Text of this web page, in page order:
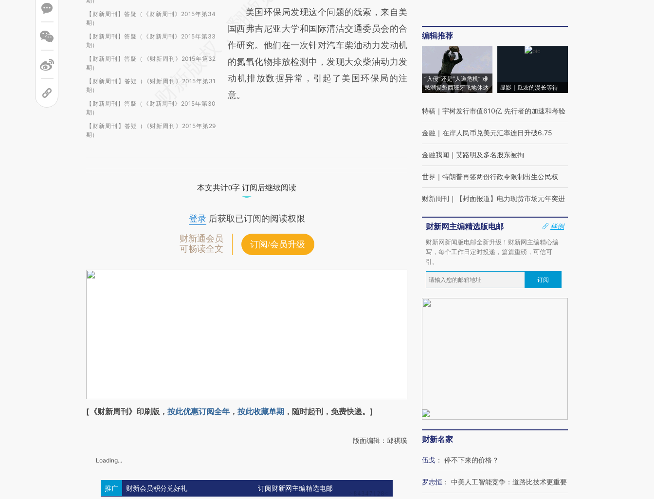
【财新周刊】答疑（《财新周刊》2015年第34
期）
【财新周刊】答疑（《财新周刊》2015年第33
期）
【财新周刊】答疑（《财新周刊》2015年第32
期）
【财新周刊】答疑（《财新周刊》2015年第31
期）
【财新周刊】答疑（《财新周刊》2015年第30
期）
【财新周刊】答疑（《财新周刊》2015年第29
期）
美国环保局发现这个问题的线索，来自美
国西弗吉尼亚大学和国际清洁交通委员会的合
作研究。他们在一次针对汽车柴油动力发动机
的氮氧化物排放检测中，发现大众柴油动力发
动机排放数据异常，引起了美国环保局的注
意。
本文共计0字 订阅后继续阅读
登录后获取已订阅的阅读权限
财新通会员
可畅读全文
订阅/会员升级
[《财新周刊》印刷版， 按此优惠订阅全年 ， 按此收藏单期 ，随时起刊，免费快递。]
版面编辑：邱祺璞
Loading...
推广 财新会员积分兑好礼 订阅财新网主编精选电邮
编辑推荐
“入侵”还是“人道危机” 难
民潮撕裂西班牙飞地休达
显影｜瓜农的漫长等待
特稿 ｜ 宇树发行市值610亿 先行者的加速和考验
金融 ｜ 在岸人民币兑美元汇率连日升破6.75
金融我闻 ｜ 艾路明及多名股东被拘
世界 ｜ 特朗普再签两份行政令限制出生公民权
财新周刊 ｜ 【封面报道】电力现货市场元年突进
财新网主编精选版电邮
样例
财新网新闻版电邮全新升级！财新网主编精心编
写，每个工作日定时投递，篇篇重磅，可信可
引。
订阅
财新名家
伍戈 ： 停不下来的价格？
罗志恒 ： 中美人工智能竞争：道路比技术更重要